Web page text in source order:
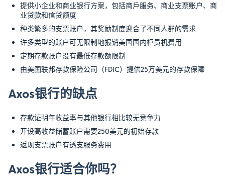
提供小企业和商业银行方案，包括商戶服务、商业支票账户、商
业贷款和信贷额度
种类繁多的支票账户，其奖励制度迎合了不同人群的需求
许多类型的账户可无限制地报销美国国内柜员机费用
定期存款账户没有最低存款额限制
由美国联邦存款保险公司（FDIC）提供25万美元的存款保障
Axos银行的缺点
存款证明年收益率与其他银行相比较无竞争力
开设高收益储蓄账户需要250美元的初始存款
返现支票账户有透支服务费用
Axos银行适合你吗？